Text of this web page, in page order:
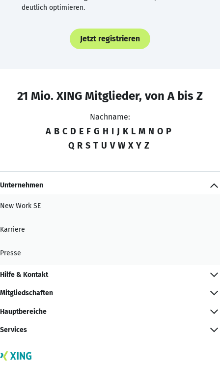
deutlich optimieren.
Jetzt registrieren
21 Mio. XING Mitglieder, von A bis Z
Nachname:
A B C D E F G H I J K L M N O P
Q R S T U V W X Y Z
Unternehmen
New Work SE
Karriere
Presse
Hilfe & Kontakt
Mitgliedschaften
Hauptbereiche
Services